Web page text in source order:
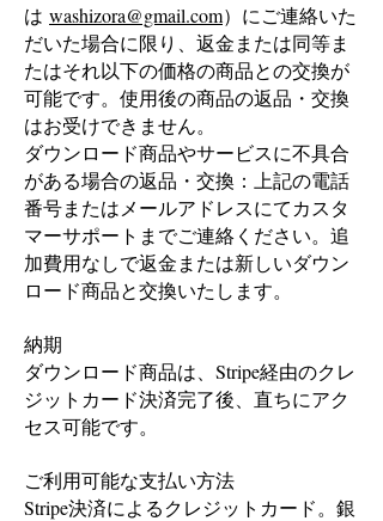
は washizora@gmail.com）にご連絡いた
だいた場合に限り、返金または同等ま
たはそれ以下の価格の商品との交換が
可能です。使用後の商品の返品・交換
はお受けできません。
ダウンロード商品やサービスに不具合
がある場合の返品・交換：上記の電話
番号またはメールアドレスにてカスタ
マーサポートまでご連絡ください。追
加費用なしで返金または新しいダウン
ロード商品と交換いたします。
納期
ダウンロード商品は、Stripe経由のクレ
ジットカード決済完了後、直ちにアク
セス可能です。
ご利用可能な支払い方法
Stripe決済によるクレジットカード。銀